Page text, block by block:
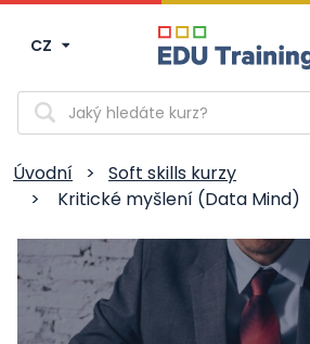
CZ
Vyhledávání
Úvodní >
Soft skills kurzy
>
Kritické myšlení (Data Mind)